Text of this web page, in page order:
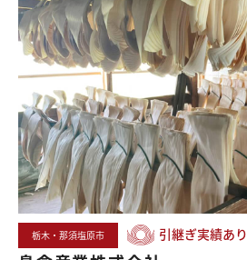
栃木・那須塩原市 引継ぎ実績あり